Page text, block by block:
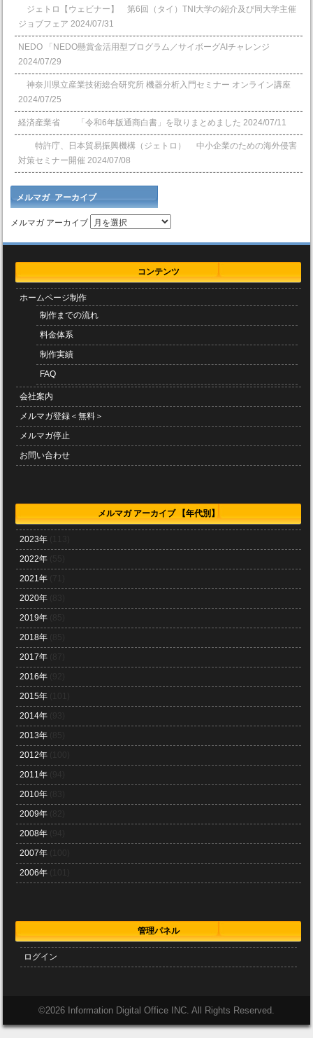
ジェトロ【ウェビナー】 第6回（タイ）TNI大学の紹介及び同大学主催
ジョブフェア 2024/07/31
NEDO 「NEDO懸賞⾦活⽤型プログラム／サイボーグAIチャレンジ
2024/07/29
神奈川県立産業技術総合研究所 機器分析入門セミナー オンライン講座
2024/07/25
経済産業省 「令和6年版通商白書」を取りまとめました 2024/07/11
特許庁、日本貿易振興機構（ジェトロ） 中小企業のための海外侵害
対策セミナー開催 2024/07/08
メルマガ アーカイブ
メルマガ アーカイブ
コンテンツ
ホームページ制作
制作までの流れ
料金体系
制作実績
FAQ
会社案内
メルマガ登録＜無料＞
メルマガ停止
お問い合わせ
メルマガ アーカイブ 【年代別】
2023年
2022年
2021年
2020年
2019年
2018年
2017年
2016年
2015年
2014年
2013年
2012年
2011年
2010年
2009年
2008年
2007年
2006年
管理パネル
ログイン
©2026 Information Digital Office INC. All Rights Reserved.